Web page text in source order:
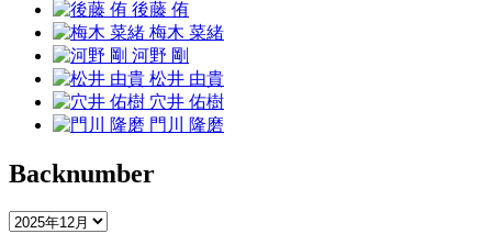
後藤 侑
梅木 菜緒
河野 剛
松井 由貴
穴井 佑樹
門川 隆磨
Backnumber